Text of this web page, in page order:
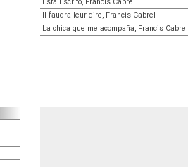
Il faudra leur dire, Francis Cabrel
La chica que me acompaña, Francis Cabrel